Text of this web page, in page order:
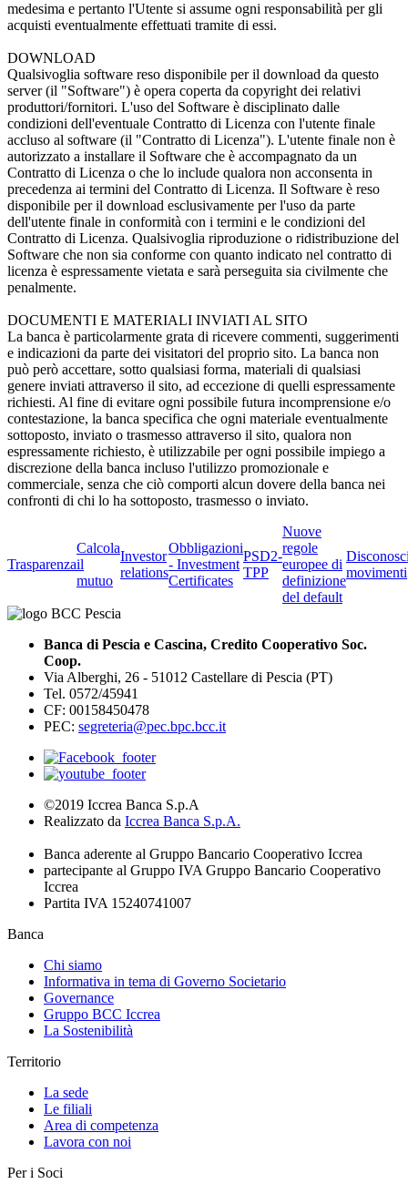
medesima e pertanto l'Utente si assume ogni responsabilità per gli
acquisti eventualmente effettuati tramite di essi.
DOWNLOAD
Qualsivoglia software reso disponibile per il download da questo
server (il "Software") è opera coperta da copyright dei relativi
produttori/fornitori. L'uso del Software è disciplinato dalle
condizioni dell'eventuale Contratto di Licenza con l'utente finale
accluso al software (il "Contratto di Licenza"). L'utente finale non è
autorizzato a installare il Software che è accompagnato da un
Contratto di Licenza o che lo include qualora non acconsenta in
precedenza ai termini del Contratto di Licenza. Il Software è reso
disponibile per il download esclusivamente per l'uso da parte
dell'utente finale in conformità con i termini e le condizioni del
Contratto di Licenza. Qualsivoglia riproduzione o ridistribuzione del
Software che non sia conforme con quanto indicato nel contratto di
licenza è espressamente vietata e sarà perseguita sia civilmente che
penalmente.
DOCUMENTI E MATERIALI INVIATI AL SITO
La banca è particolarmente grata di ricevere commenti, suggerimenti
e indicazioni da parte dei visitatori del proprio sito. La banca non
può però accettare, sotto qualsiasi forma, materiali di qualsiasi
genere inviati attraverso il sito, ad eccezione di quelli espressamente
richiesti. Al fine di evitare ogni possibile futura incomprensione e/o
contestazione, la banca specifica che ogni materiale eventualmente
sottoposto, inviato o trasmesso attraverso il sito, qualora non
espressamente richiesto, è utilizzabile per ogni possibile impiego a
discrezione della banca incluso l'utilizzo promozionale e
commerciale, senza che ciò comporti alcun dovere della banca nei
confronti di chi lo ha sottoposto, trasmesso o inviato.
Trasparenza
Calcola
il
mutuo
Investor
relations
Obbligazioni
- Investment
Certificates
PSD2-
TPP
Nuove
regole
europee di
definizione
del default
movimenti
Banca di Pescia e Cascina, Credito Cooperativo Soc.
Coop.
Via Alberghi, 26 - 51012 Castellare di Pescia (PT)
Tel. 0572/45941
CF: 00158450478
PEC: segreteria@pec.bpc.bcc.it
©2019 Iccrea Banca S.p.A
Realizzato da Iccrea Banca S.p.A.
Banca aderente al Gruppo Bancario Cooperativo Iccrea
partecipante al Gruppo IVA Gruppo Bancario Cooperativo
Iccrea
Partita IVA 15240741007
Banca
Chi siamo
Informativa in tema di Governo Societario
Governance
Gruppo BCC Iccrea
La Sostenibilità
Territorio
La sede
Le filiali
Area di competenza
Lavora con noi
Per i Soci